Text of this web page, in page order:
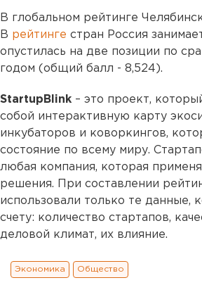
В глобальном рейтинге
В рейтинге стран Россия
опустилась на две позиции по
годом (общий балл - 8,524).
StartupBlink – это проект,
собой интерактивную карту
инкубаторов и коворкингов,
состояние по всему миру.
любая компания, которая
решения. При составлении
использовали только те данные,
счету: количество стартапов,
деловой климат, их влияние.
Экономика Общество